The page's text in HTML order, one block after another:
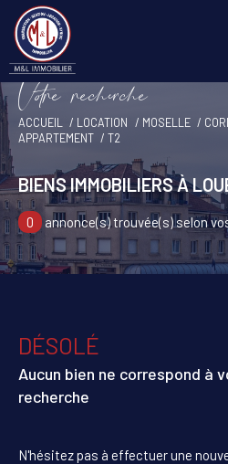
Vore recece
ACCUEIL LOCATION MOSELLE
APPARTEMENT
T2
BIENS IMMOBILIERS À
0 annonce(s) trouvée(s) selon
DÉSOLÉ
Aucun bien ne correspond à
recherche
N'hésitez pas à effectuer une
Effectuer une
et trouvez le bien qui
Type d'offre
Location